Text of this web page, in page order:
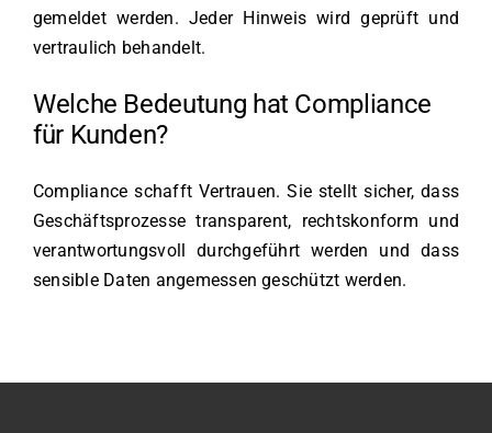
gemeldet werden. Jeder Hinweis wird geprüft und
vertraulich behandelt.
Welche Bedeutung hat Compliance
für Kunden?
Compliance schafft Vertrauen. Sie stellt sicher, dass
Geschäftsprozesse transparent, rechtskonform und
verantwortungsvoll durchgeführt werden und dass
sensible Daten angemessen geschützt werden.